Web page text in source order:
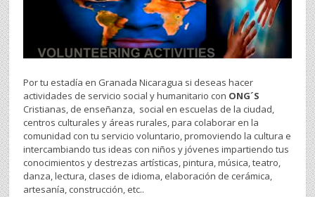
Por tu estadía en Granada Nicaragua si deseas hacer
actividades de servicio social y humanitario con ONG´S
Cristianas, de enseñanza, social en escuelas de la ciudad,
centros culturales y áreas rurales, para colaborar en la
comunidad con tu servicio voluntario, promoviendo la cultura e
intercambiando tus ideas con niños y jóvenes impartiendo tus
conocimientos y destrezas artísticas, pintura, música, teatro,
danza, lectura, clases de idioma, elaboración de cerámica,
artesanía, construcción, etc..